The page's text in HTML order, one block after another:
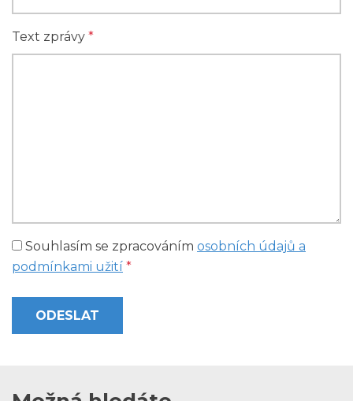
Text zprávy *
Souhlasím se zpracováním osobních údajů a
podmínkami užití *
ODESLAT